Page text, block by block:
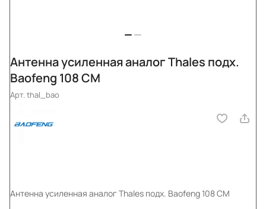
Антенна усиленная аналог Thales подх.
Baofeng 108 CM
Арт.thal_bao
Антенна усиленная аналог Thales подх. Baofeng 108 CM